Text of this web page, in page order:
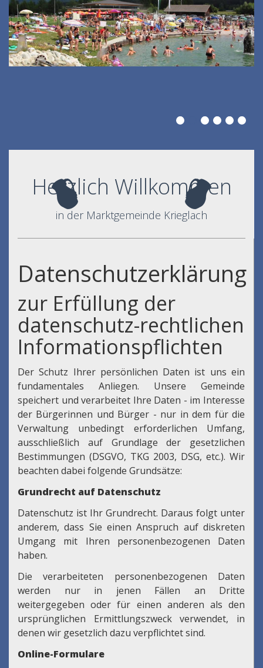
Herzlich Willkommen
in der Marktgemeinde Krieglach
Datenschutzerklärung
zur Erfüllung der
datenschutz-rechtlichen
Informationspflichten
Der Schutz Ihrer persönlichen Daten ist uns ein
fundamentales Anliegen. Unsere Gemeinde
speichert und verarbeitet Ihre Daten - im Interesse
der Bürgerinnen und Bürger - nur in dem für die
Verwaltung unbedingt erforderlichen Umfang,
ausschließlich auf Grundlage der gesetzlichen
Bestimmungen (DSGVO, TKG 2003, DSG, etc.). Wir
beachten dabei folgende Grundsätze:
Grundrecht auf Datenschutz
Datenschutz ist Ihr Grundrecht. Daraus folgt unter
anderem, dass Sie einen Anspruch auf diskreten
Umgang mit Ihren personenbezogenen Daten
haben.
Die verarbeiteten personenbezogenen Daten
werden nur in jenen Fällen an Dritte
weitergegeben oder für einen anderen als den
ursprünglichen Ermittlungszweck verwendet, in
denen wir gesetzlich dazu verpflichtet sind.
Online-Formulare